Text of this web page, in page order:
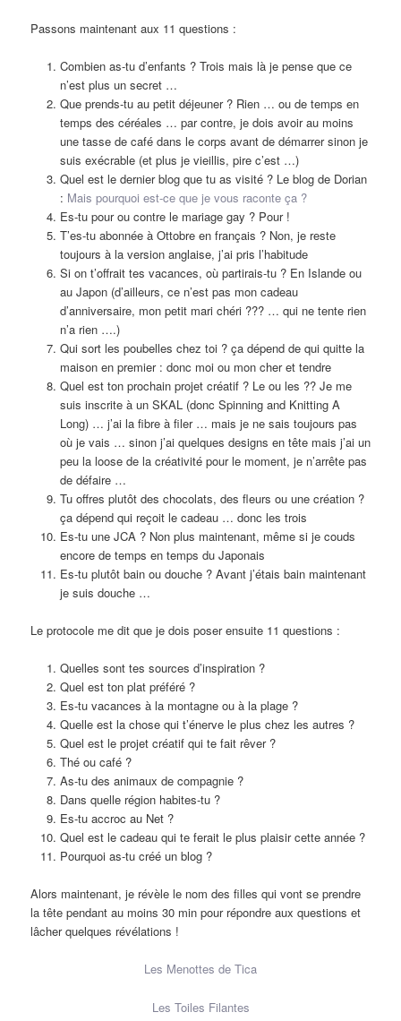
Passons maintenant aux 11 questions :
Combien as-tu d’enfants ? Trois mais là je pense que ce
n’est plus un secret …
Que prends-tu au petit déjeuner ? Rien … ou de temps en
temps des céréales … par contre, je dois avoir au moins
une tasse de café dans le corps avant de démarrer sinon je
suis exécrable (et plus je vieillis, pire c’est …)
Quel est le dernier blog que tu as visité ? Le blog de Dorian
: Mais pourquoi est-ce que je vous raconte ça ?
Es-tu pour ou contre le mariage gay ? Pour !
T’es-tu abonnée à Ottobre en français ? Non, je reste
toujours à la version anglaise, j’ai pris l’habitude
Si on t’offrait tes vacances, où partirais-tu ? En Islande ou
au Japon (d’ailleurs, ce n’est pas mon cadeau
d’anniversaire, mon petit mari chéri ??? … qui ne tente rien
n’a rien ….)
Qui sort les poubelles chez toi ? ça dépend de qui quitte la
maison en premier : donc moi ou mon cher et tendre
Quel est ton prochain projet créatif ? Le ou les ?? Je me
suis inscrite à un SKAL (donc Spinning and Knitting A
Long) … j’ai la fibre à filer … mais je ne sais toujours pas
où je vais … sinon j’ai quelques designs en tête mais j’ai un
peu la loose de la créativité pour le moment, je n’arrête pas
de défaire …
Tu offres plutôt des chocolats, des fleurs ou une création ?
ça dépend qui reçoit le cadeau … donc les trois
Es-tu une JCA ? Non plus maintenant, même si je couds
encore de temps en temps du Japonais
Es-tu plutôt bain ou douche ? Avant j’étais bain maintenant
je suis douche …
Le protocole me dit que je dois poser ensuite 11 questions :
Quelles sont tes sources d’inspiration ?
Quel est ton plat préféré ?
Es-tu vacances à la montagne ou à la plage ?
Quelle est la chose qui t’énerve le plus chez les autres ?
Quel est le projet créatif qui te fait rêver ?
Thé ou café ?
As-tu des animaux de compagnie ?
Dans quelle région habites-tu ?
Es-tu accroc au Net ?
Quel est le cadeau qui te ferait le plus plaisir cette année ?
Pourquoi as-tu créé un blog ?
Alors maintenant, je révèle le nom des filles qui vont se prendre
la tête pendant au moins 30 min pour répondre aux questions et
lâcher quelques révélations !
Les Menottes de Tica
Les Toiles Filantes